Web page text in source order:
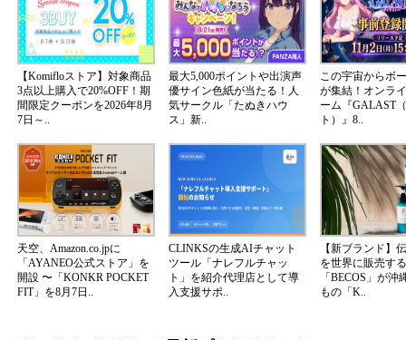
【Komifloストア】対象商品
3点以上購入で20%OFF！期
間限定クーポンを2026年8月
7日～..
最大5,000ポイントや出演声
優サイン色紙が当たる！人
気サークル「たぬきハウ
ス」新..
この宇宙からボ
が集結！オンラ
ーム『GALAST
ト）』8..
天空、Amazon.co.jpに
「AYANEO公式ストア」を
開設 〜「KONKR POCKET
FIT」を8月7日..
CLINKSの生成AIチャット
ツール「ナレフルチャッ
ト」を紹介代理店として導
入支援サポ..
【新ブランド】
を世界に販売す
「BECOS」が沖
もの「K..